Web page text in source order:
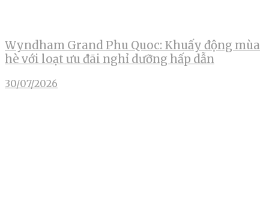
Wyndham Grand Phu Quoc: Khuấy động mùa
hè với loạt ưu đãi nghỉ dưỡng hấp dẫn
30/07/2026